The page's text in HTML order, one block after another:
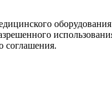
соглашения.